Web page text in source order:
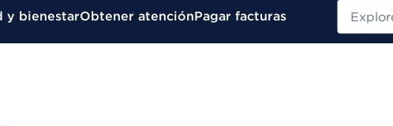
y bienestarObtener atenciónPagar facturas Buscar